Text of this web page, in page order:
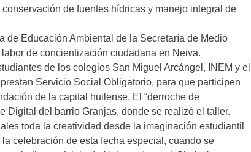
de fuentes hídricas y manejo integral de
de Educación Ambiental de la Secretaría de Medio
de concientización ciudadana en Neiva.
de los colegios San Miguel Arcángel, INEM y el
Servicio Social Obligatorio, para que participen
de la capital huilense. El “derroche de
Digital del barrio Granjas, donde se realizó el taller.
toda la creatividad desde la imaginación estudiantil
celebración de esta fecha especial, cuando se